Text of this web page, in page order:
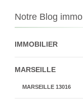
Notre Blog immo
IMMOBILIER
MARSEILLE
MARSEILLE 13016